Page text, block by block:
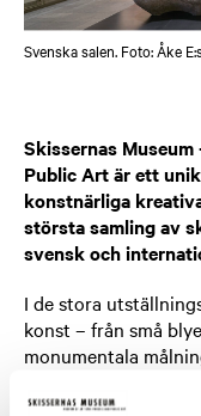
Svenska salen. Foto: Åke
Skissernas
Public Art är ett
konstnärliga
största samling av
svensk och
I de stora
konst – från små
monumentala
Här finns skisser
Barbara Hepworth,